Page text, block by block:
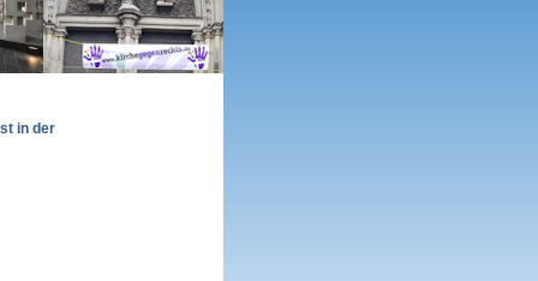
in der